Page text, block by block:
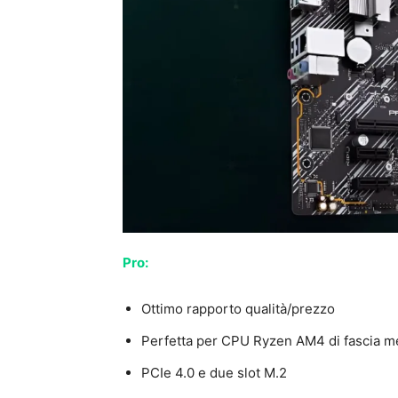
Pro:
Ottimo rapporto qualità/prezzo
Perfetta per CPU Ryzen AM4 di fascia
PCIe 4.0 e due slot M.2